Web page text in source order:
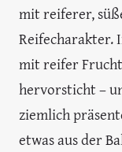
mit reiferer,
Reifecharakter.
mit reifer
hervorsticht –
ziemlich
etwas aus der